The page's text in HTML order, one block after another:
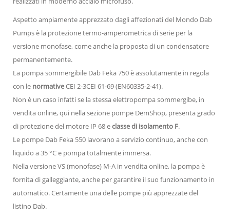
Aspetto ampiamente apprezzato dagli affezionati del Mondo Dab
Pumps è la protezione termo-amperometrica di serie per la
versione monofase, come anche la proposta di un condensatore
permanentemente.
La pompa sommergibile Dab Feka 750 è assolutamente in regola
con le normativeCEI 2-3CEI 61-69 (EN60335-2-41).
Non è un caso infatti se la stessa elettropompa sommergibe, in
vendita online, qui nella sezione pompe DemShop, presenta grado
di protezione del motore IP 68 eclasse di isolamento F.
Le pompe Dab Feka 550 lavorano a servizio continuo, anche con
liquido a 35 °C e pompa totalmente immersa.
Nella versione VS (monofase) M-A in vendita online, la pompa è
fornita di galleggiante, anche per garantire il suo funzionamento in
automatico. Certamente una delle pompe più apprezzate del
listino Dab.